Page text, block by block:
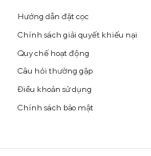
Hướng dẫn đặt cọc
Chính sách giải quyết khiếu nại
Quy chế hoạt động
Câu hỏi thường gặp
Điều khoản sử dụng
Chính sách bảo mật